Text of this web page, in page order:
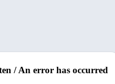
/ An error has occurred